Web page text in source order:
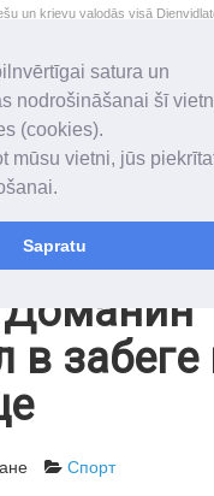
satura un
nodrošināšanai šī
(cookies).
mūsu vietni, jūs
Sapratu
un krievu valodās visā
aptver Daugavpils
в забеге
Спорт